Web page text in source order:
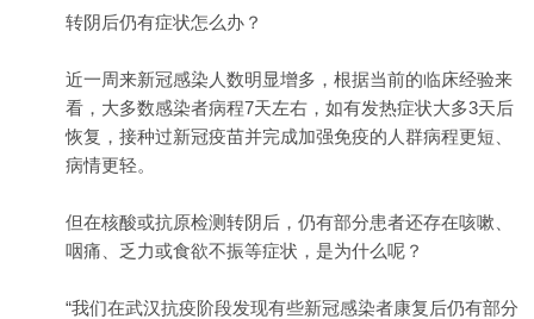
转阴后仍有症状怎么办？
近一周来新冠感染人数明显增多，根据当前的临床经验来
看，大多数感染者病程7天左右，如有发热症状大多3天后
恢复，接种过新冠疫苗并完成加强免疫的人群病程更短、
病情更轻。
但在核酸或抗原检测转阴后，仍有部分患者还存在咳嗽、
咽痛、乏力或食欲不振等症状，是为什么呢？
“我们在武汉抗疫阶段发现有些新冠感染者康复后仍有部分